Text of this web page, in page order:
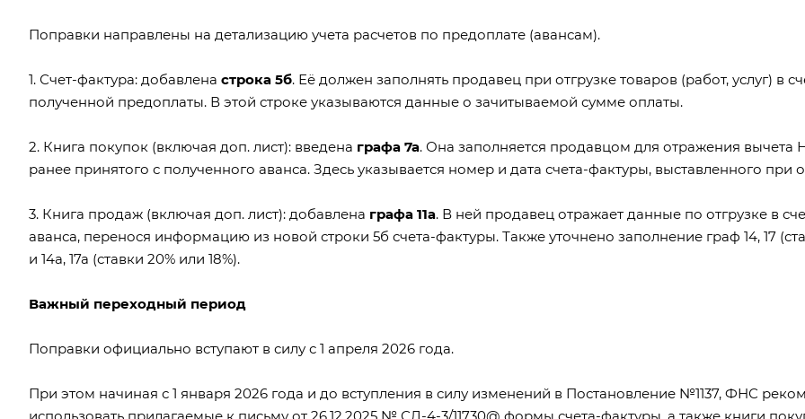
Поправки направлены на детализацию учета расчетов по предоплате (авансам).
1. Счет-фактура: добавлена строка 5б. Её должен заполнять продавец при отгрузке товаров (работ, услуг) в
полученной предоплаты. В этой строке указываются данные о зачитываемой сумме оплаты.
2. Книга покупок (включая доп. лист): введена графа 7а. Она заполняется продавцом для отражения вычета
ранее принятого с полученного аванса. Здесь указывается номер и дата счета-фактуры, выставленного при
3. Книга продаж (включая доп. лист): добавлена графа 11а. В ней продавец отражает данные по отгрузке в
аванса, перенося информацию из новой строки 5б счета-фактуры. Также уточнено заполнение граф 14, 17
и 14а, 17а (ставки 20% или 18%).
Важный переходный период
Поправки официально вступают в силу с 1 апреля 2026 года.
При этом начиная с 1 января 2026 года и до вступления в силу изменений в Постановление №1137, ФНС